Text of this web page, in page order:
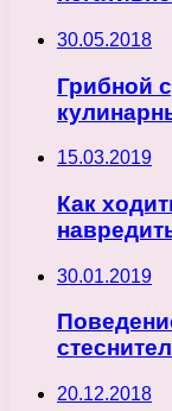
30.05.2018
Грибной
15.03.2019
Как
30.01.2019
20.12.2018